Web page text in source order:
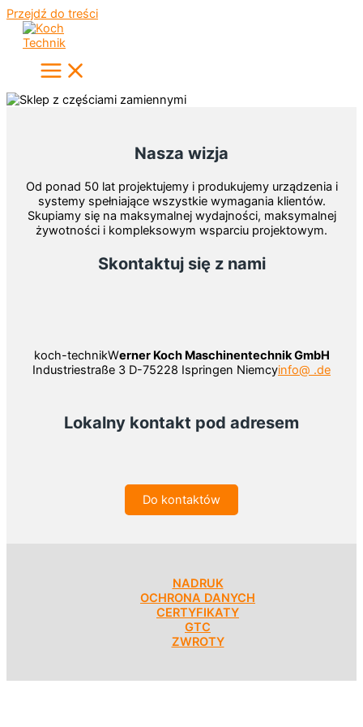
Przejdź do treści
Nasza wizja
Od ponad 50 lat projektujemy i produkujemy urządzenia i
systemy spełniające wszystkie wymagania klientów.
Skupiamy się na maksymalnej wydajności, maksymalnej
żywotności i kompleksowym wsparciu projektowym.
Skontaktuj się z nami
koch-technikWerner Koch Maschinentechnik GmbH
Industriestraße 3 D-75228 Ispringen Niemcyinfo@ .de
Lokalny kontakt pod adresem
Do kontaktów
NADRUK
OCHRONA DANYCH
CERTYFIKATY
GTC
ZWROTY